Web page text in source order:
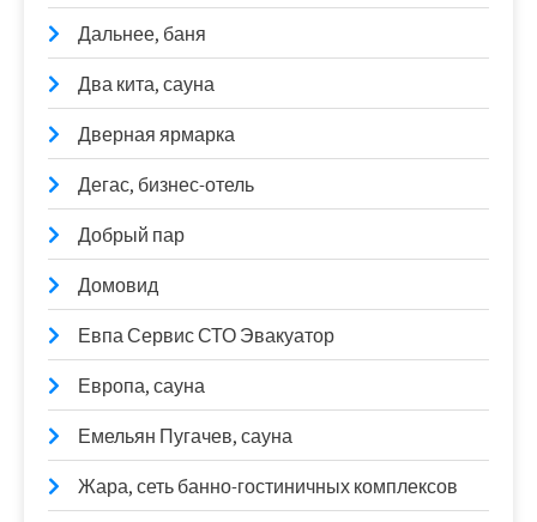
Дальнее, баня
Два кита, сауна
Дверная ярмарка
Дегас, бизнес-отель
Добрый пар
Домовид
Евпа Сервис СТО Эвакуатор
Европа, сауна
Емельян Пугачев, сауна
Жара, сеть банно-гостиничных комплексов